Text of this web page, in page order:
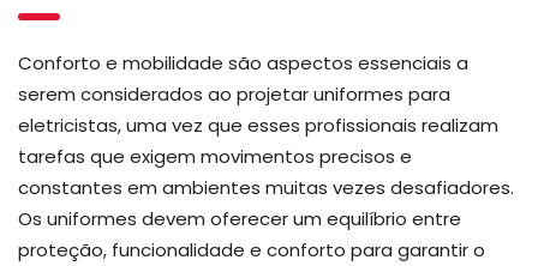
Conforto e mobilidade são aspectos essenciais a
serem considerados ao projetar uniformes para
eletricistas, uma vez que esses profissionais realizam
tarefas que exigem movimentos precisos e
constantes em ambientes muitas vezes desafiadores.
Os uniformes devem oferecer um equilíbrio entre
proteção, funcionalidade e conforto para garantir o